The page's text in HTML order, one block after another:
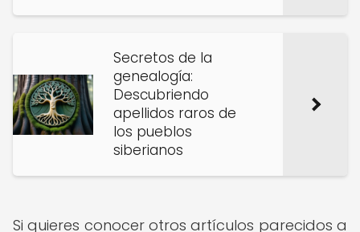
Secretos de la
genealogía:
Descubriendo
apellidos raros de
los pueblos
siberianos
Si quieres conocer otros artículos parecidos a